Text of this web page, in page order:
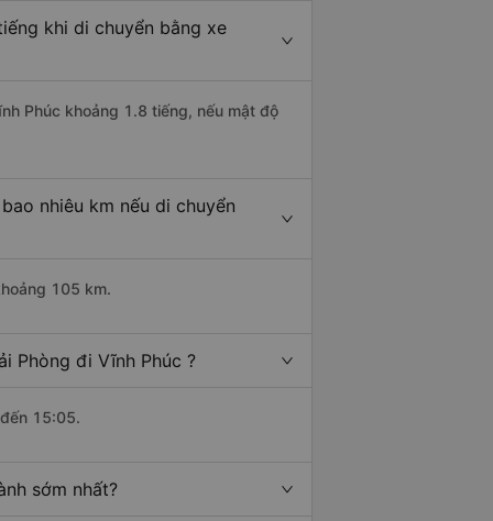
khi di chuyển bằng xe
Phúc khoảng 1.8 tiếng, nếu mật độ
nhiêu km nếu di chuyển
105 km.
Phòng đi Vĩnh Phúc ?
15:05.
sớm nhất?